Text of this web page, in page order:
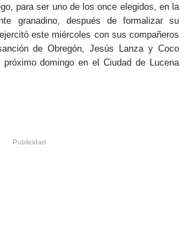
para ser uno de los once elegidos, en la
granadino, después de formalizar su
este miércoles con sus compañeros
de Obregón, Jesús Lanza y Coco
domingo en el Ciudad de Lucena